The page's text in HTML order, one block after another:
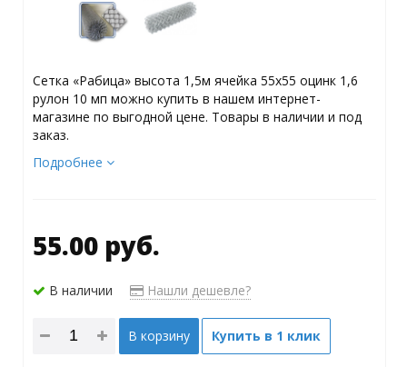
Сетка «Рабица» высота 1,5м ячейка 55х55 оцинк 1,6
рулон 10 мп можно купить в нашем интернет-
магазине по выгодной цене. Товары в наличии и под
заказ.
Подробнее
55.00 руб.
В наличии Нашли дешевле?
В корзину Купить в 1 клик